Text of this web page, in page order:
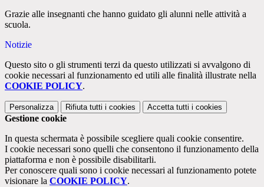
Grazie alle insegnanti che hanno guidato gli alunni nelle attività a
scuola.
Notizie
Questo sito o gli strumenti terzi da questo utilizzati si avvalgono di
cookie necessari al funzionamento ed utili alle finalità illustrate nella
COOKIE POLICY.
Personalizza Rifiuta tutti i cookies Accetta tutti i cookies
Gestione cookie
In questa schermata è possibile scegliere quali cookie consentire.
I cookie necessari sono quelli che consentono il funzionamento della
piattaforma e non è possibile disabilitarli.
Per conoscere quali sono i cookie necessari al funzionamento potete
visionare la COOKIE POLICY.